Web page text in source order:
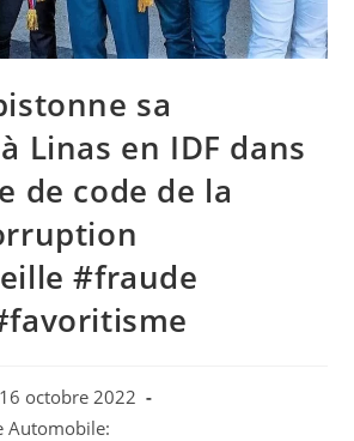
sa
Linas en IDF dans
de code de la
#fraude
16 octobre 2022
Automobile: